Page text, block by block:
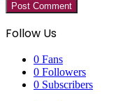
Follow Us
0 Fans
0 Followers
0 Subscribers